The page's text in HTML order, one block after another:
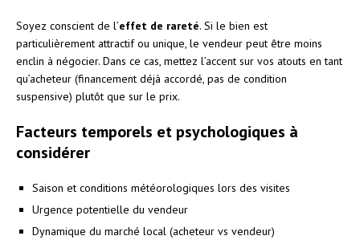
Soyez conscient de l’effet de rareté. Si le bien est
particulièrement attractif ou unique, le vendeur peut être moins
enclin à négocier. Dans ce cas, mettez l’accent sur vos atouts en tant
qu’acheteur (financement déjà accordé, pas de condition
suspensive) plutôt que sur le prix.
Facteurs temporels et psychologiques à
considérer
Saison et conditions météorologiques lors des visites
Urgence potentielle du vendeur
Dynamique du marché local (acheteur vs vendeur)